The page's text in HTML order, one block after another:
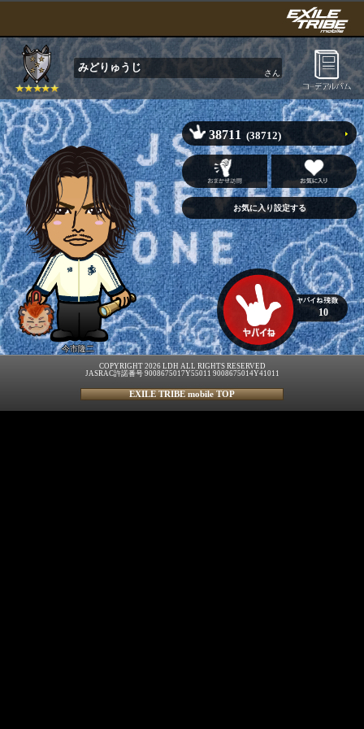
みどりゅうじ さん
今市隆二
38711 (38712)
10
COPYRIGHT 2026 LDH ALL RIGHTS RESERVED
JASRAC許諾番号 9008675017Y55011 9008675014Y41011
EXILE TRIBE mobile TOP